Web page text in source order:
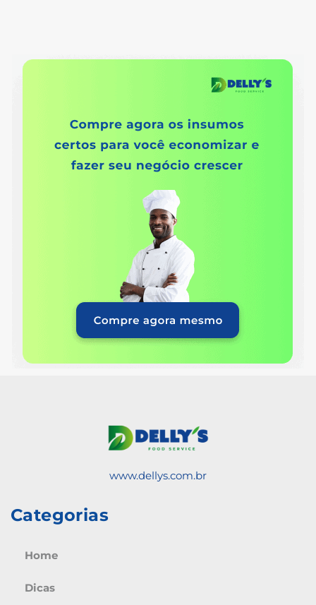
www.dellys.com.br
Categorias
Home
Dicas